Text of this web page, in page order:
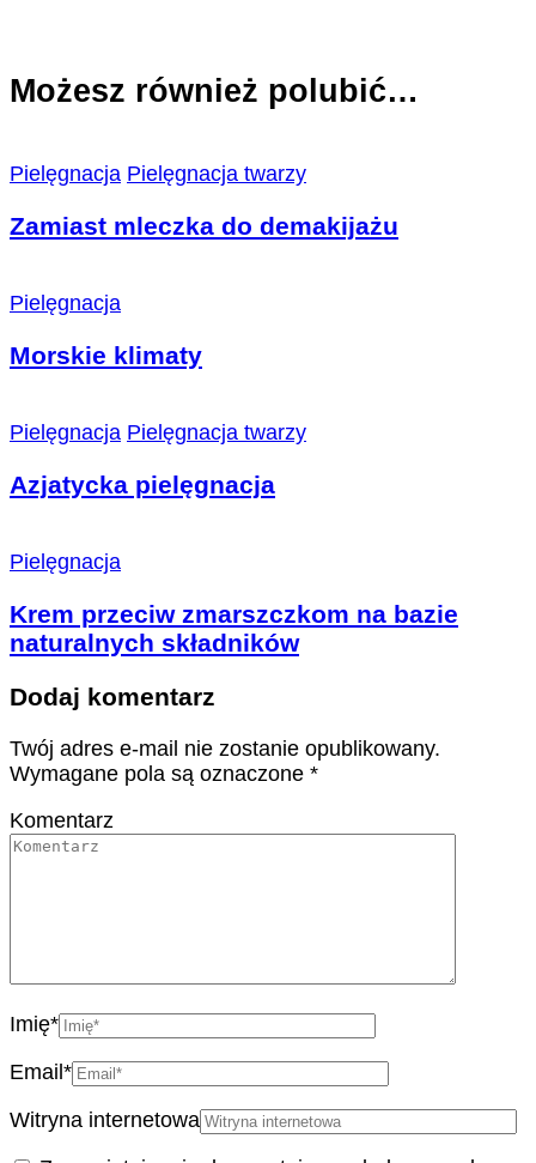
Możesz również polubić…
Pielęgnacja Pielęgnacja twarzy
Zamiast mleczka do demakijażu
Pielęgnacja
Morskie klimaty
Pielęgnacja Pielęgnacja twarzy
Azjatycka pielęgnacja
Pielęgnacja
Krem przeciw zmarszczkom na bazie
naturalnych składników
Dodaj komentarz
Twój adres e-mail nie zostanie opublikowany.
Wymagane pola są oznaczone *
Komentarz
Imię*
Email *
Witryna internetowa